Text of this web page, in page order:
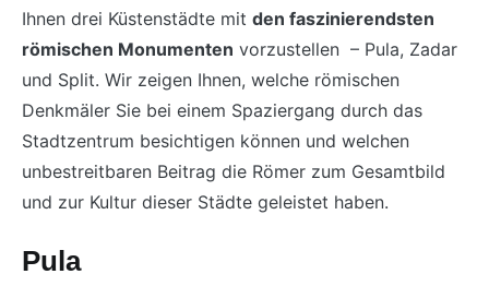
Ihnen drei Küstenstädte mit den faszinierendsten
römischen Monumenten vorzustellen – Pula, Zadar
und Split. Wir zeigen Ihnen, welche römischen
Denkmäler Sie bei einem Spaziergang durch das
Stadtzentrum besichtigen können und welchen
unbestreitbaren Beitrag die Römer zum Gesamtbild
und zur Kultur dieser Städte geleistet haben.
Pula